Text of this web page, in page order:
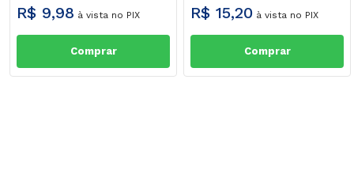
R$ 9,98 à vista no PIX
Comprar
R$ 15,20 à vista no PIX
Comprar